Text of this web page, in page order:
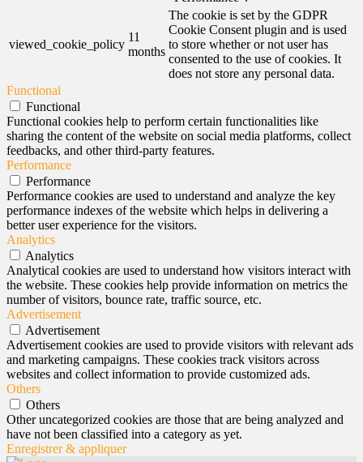
viewed_cookie_policy
11
months
The cookie is set by the GDPR
Cookie Consent plugin and is used
to store whether or not user has
consented to the use of cookies. It
does not store any personal data.
Functional
Functional
Functional cookies help to perform certain functionalities like
sharing the content of the website on social media platforms, collect
feedbacks, and other third-party features.
Performance
Performance
Performance cookies are used to understand and analyze the key
performance indexes of the website which helps in delivering a
better user experience for the visitors.
Analytics
Analytics
Analytical cookies are used to understand how visitors interact with
the website. These cookies help provide information on metrics the
number of visitors, bounce rate, traffic source, etc.
Advertisement
Advertisement
Advertisement cookies are used to provide visitors with relevant ads
and marketing campaigns. These cookies track visitors across
websites and collect information to provide customized ads.
Others
Others
Other uncategorized cookies are those that are being analyzed and
have not been classified into a category as yet.
Enregistrer & appliquer